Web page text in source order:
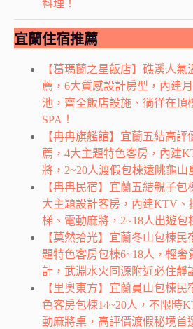
料理！
宜蘭住宿推薦
【葛瑪蘭之星飯店】礁溪人氣
薦，6大質感設計房型，內建
池，齊全飯店設施、徜徉在頂
SPA！
【冉冉旗艦館】宜蘭五結高評
薦，4大主題特色客房，內建
將，2~20人渡假包棟遠眺龜山
【冉冉民宿】宜蘭五結親子包
大主題設計客房，內建KTV、
梯、電動麻將，2~18人出遊包
【莫然拾光】宜蘭冬山包棟民
題特色客房包棟6~18人，輕奢
計，武淵水火同源附近必住靜
【里奧東方】宜蘭員山包棟民
色客房包棟14~20人，不限時
動麻將桌，高評價渡假秘境首